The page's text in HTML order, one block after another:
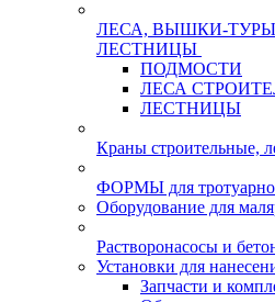
ЛЕСА, ВЫШКИ-
ЛЕСТНИЦЫ
ПОДМОСТИ
ЛЕСА
ЛЕСТНИЦЫ
Краны строительные,
ФОРМЫ для
Оборудование для
Растворонасосы и
Установки для
Запчасти и